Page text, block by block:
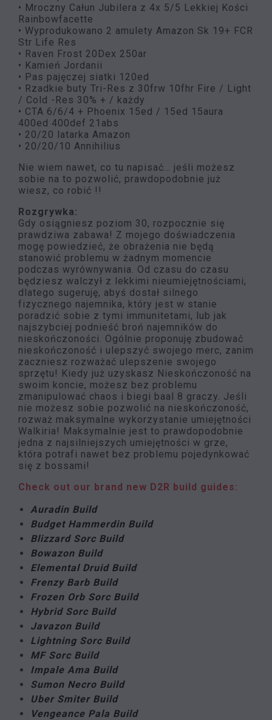
• Mroczny Całun Jubilera z 4x 5/5 Lekkiej Kości
Rainbowfacette
• Wyprodukowano 2 amulety Amazon Sk 19+ FCR
Str Life Res
• Raven Frost 20Dex 250ar
• Kamień Jordanii
• Pas pajęczej siatki 120ed
• Rzadkie buty Tri-Res z 30frw 10fhr Fire / Light
/ Cold -Res 30% + / każdy
• CTA 6/6/4 + Phoenix 15ed / 15ed 15aura
400ed 400def 21abs
• 20/20 latarka Amazon
• 20/20/10 Annihilius
Nie wiem nawet, co tu napisać… jeśli możesz
sobie na to pozwolić, prawdopodobnie już
wiesz, co robić !!
Rozgrywka:
Gdy osiągniesz poziom 30, rozpocznie się
prawdziwa zabawa! Z mojego doświadczenia
mogę powiedzieć, że obrażenia nie będą
stanowić problemu w żadnym momencie
podczas wyrównywania. Od czasu do czasu
będziesz walczył z lekkimi nieumiejętnościami,
dlatego sugeruję, abyś dostał silnego
fizycznego najemnika, który jest w stanie
poradzić sobie z tymi immunitetami, lub jak
najszybciej podnieść broń najemników do
nieskończoności. Ogólnie proponuję zbudować
nieskończoność i ulepszyć swojego merc, zanim
zaczniesz rozważać ulepszenie swojego
sprzętu! Kiedy już uzyskasz Nieskończoność na
swoim koncie, możesz bez problemu
zmanipulować chaos i biegi baal 8 graczy. Jeśli
nie możesz sobie pozwolić na nieskończoność,
rozważ maksymalne wykorzystanie umiejętności
Walkiria! Maksymalnie jest to prawdopodobnie
jedna z najsilniejszych umiejętności w grze,
która potrafi nawet bez problemu pojedynkować
się z bossami!
Check out our brand new D2R build guides:
Auradin Build
Budget Hammerdin Build
Blizzard Sorc Build
Bowazon Build
Elemental Druid Build
Frenzy Barb Build
Frozen Orb Sorc Build
Hybrid Sorc Build
Javazon Build
Lightning Sorc Build
MF Sorc Build
Impale Ama Build
Sumon Necro Build
Uber Smiter Build
Vengeance Pala Build